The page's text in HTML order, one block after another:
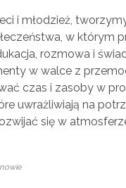
i młodzież,
w którym
rozmowa i
w walce z
czas i zasoby w
uwrażliwiają na
się w